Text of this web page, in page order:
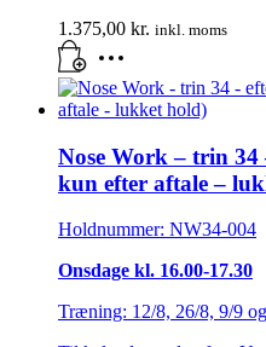
1.375,00 kr. inkl. moms
Nose Work – trin
kun efter aftale –
Holdnummer: NW34-004
Onsdage kl. 16.00-17.30
Træning: 12/8, 26/8, 9/9